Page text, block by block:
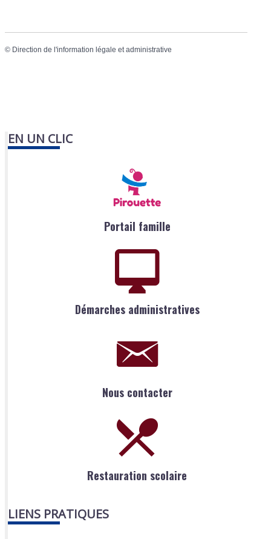
© Direction de l'information légale et administrative
EN UN CLIC
Portail famille
Démarches administratives
Nous contacter
Restauration scolaire
LIENS PRATIQUES